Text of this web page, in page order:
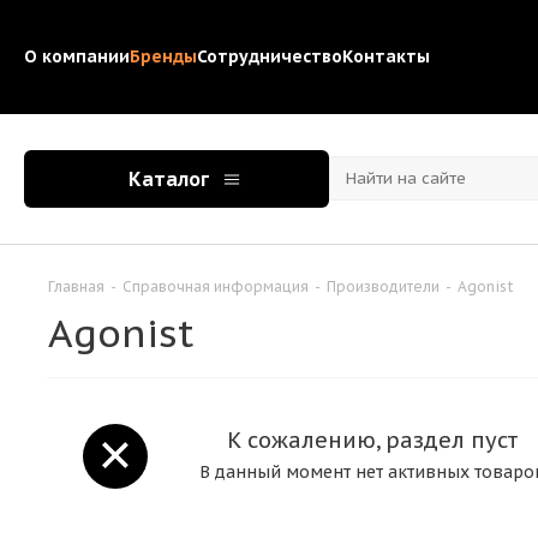
О компанииБрендыСотрудничествоКонтакты
Каталог
Главная - Справочная информация - Производители - Agonist
Agonist
К сожалению, раздел пуст
В данный момент нет активных